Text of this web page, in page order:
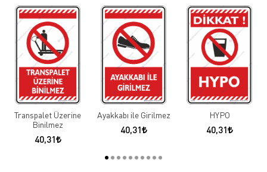
Transpalet Üzerine
Binilmez
40,31
Ayakkabı ile Girilmez
40,31
HYPO
40,31